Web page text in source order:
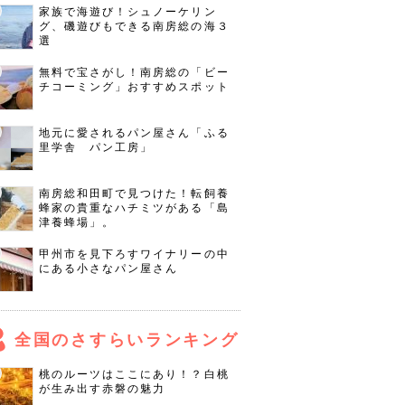
家族で海遊び！シュノーケリン
グ、磯遊びもできる南房総の海３
選
無料で宝さがし！南房総の「ビー
チコーミング」おすすめスポット
地元に愛されるパン屋さん「ふる
里学舎 パン工房」
南房総和田町で見つけた！転飼養
蜂家の貴重なハチミツがある「島
津養蜂場」。
甲州市を見下ろすワイナリーの中
にある小さなパン屋さん
全国のさすらいランキング
桃のルーツはここにあり！？白桃
が生み出す赤磐の魅力